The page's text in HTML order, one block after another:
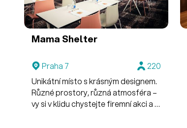
Mama Shelter
Praha 7
220
Unikátní místo s krásným designem.
Různé prostory, různá atmosféra –
vy si v klidu chystejte firemní akci a v